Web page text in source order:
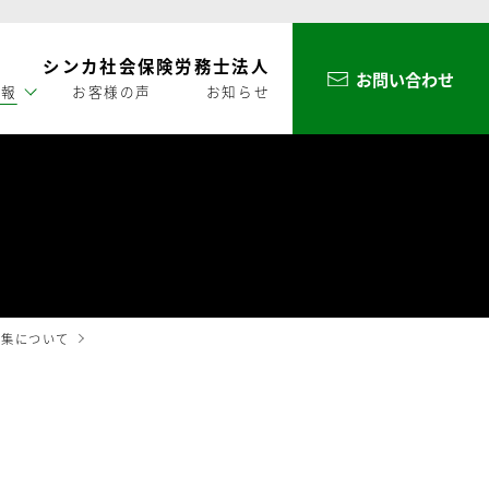
シンカ社会保険労務士法人
お客様の声 お知らせ お問い合わせ
について